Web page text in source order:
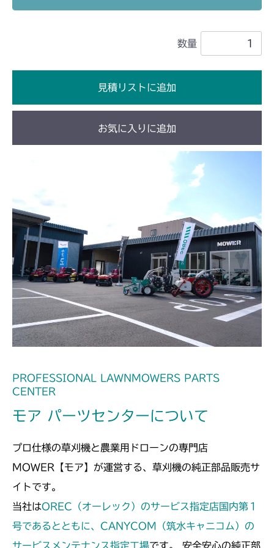
本体 FIG14 ステアリング
本体 FIG17 ステアリング
CM211
本体 FIG13 ステアリング
本体 FIG14 ステアリング
本体 FIG14 ステアリング
本体 FIG23 ステアリング
CM225
本体 FIG25 ステアリング
CM226
本体 FIG23 ステアリング
CM250
本体 FIG17 ステアリング
CM252
本体 FIG19 ステアリング
CMX186
本体 FIG18 ステアリング
CMX222
CMX224
本体 FIG22 ステアリング
CMX251
本体 FIG20 ステアリング
数量
見積リストに追加
お気に入りに追加
PROFESSIONAL LAWNMOWERS PARTS
CENTER
モア パーツセンターについて
プロ仕様の草刈機と農業用ドローンの専門店
MOWER【モア】が運営する、草刈機の純正部品販売サ
イトです。
当社はOREC（オーレック）のサービス指定店国内第１
号であるとともに、CANYCOM（筑水キャニコム）の
サービスメンテナンス指定工場です。 安全安心の純正部